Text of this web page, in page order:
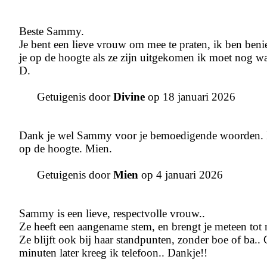
Beste Sammy.
Je bent een lieve vrouw om mee te praten, ik ben
je op de hoogte als ze zijn uitgekomen ik moet nog
D.
Getuigenis doorDivine op 18 januari 2026
Dank je wel Sammy voor je bemoedigende
op de hoogte. Mien.
Getuigenis doorMien op 4 januari 2026
Sammy is een lieve, respectvolle vrouw..
Ze heeft een aangename stem, en brengt je meteen tot
Ze blijft ook bij haar standpunten, zonder boe of
minuten later kreeg ik telefoon.. Dankje!!